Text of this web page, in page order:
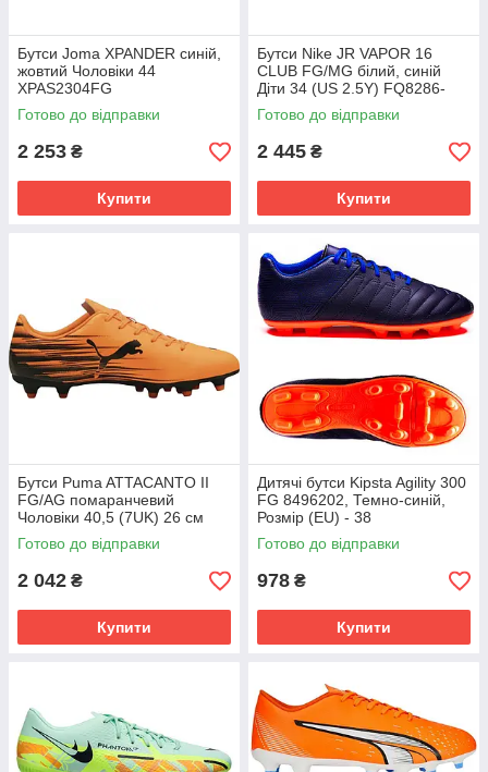
Бутси Joma XPANDER синій,
жовтий Чоловіки 44
XPAS2304FG
Готово до відправки
2 253 ₴
Купити
Бутси Nike JR VAPOR 16
CLUB FG/MG білий, синій
Діти 34 (US 2.5Y) FQ8286-
400
Готово до відправки
2 445 ₴
Купити
Бутси Puma ATTACANTO II
FG/AG помаранчевий
Чоловіки 40,5 (7UK) 26 см
108493-04
Готово до відправки
2 042 ₴
Купити
Дитячі бутси Kipsta Agility 300
FG 8496202, Темно-синій,
Розмір (EU) - 38
Готово до відправки
978 ₴
Купити